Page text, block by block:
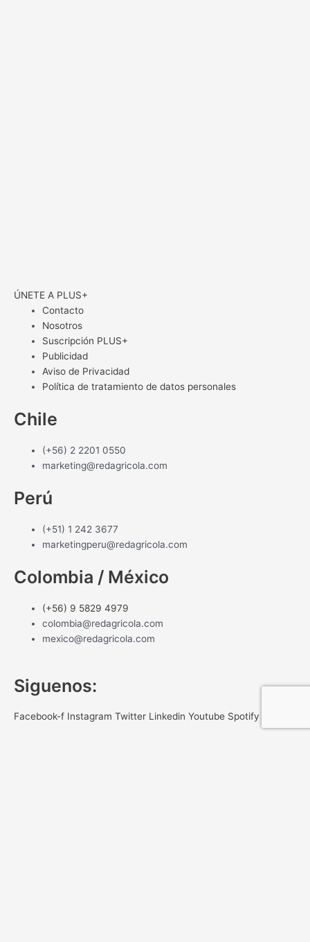
ÚNETE A PLUS+
Contacto
Nosotros
Suscripción PLUS+
Publicidad
Aviso de Privacidad
Política de tratamiento de datos personales
Chile
(+56) 2 2201 0550
marketing@redagricola.com
Perú
(+51) 1 242 3677
marketingperu@redagricola.com
Colombia / México
(+56) 9 5829 4979
colombia@redagricola.com
mexico@redagricola.com
Siguenos:
Facebook-f Instagram Twitter Linkedin Youtube Spotify